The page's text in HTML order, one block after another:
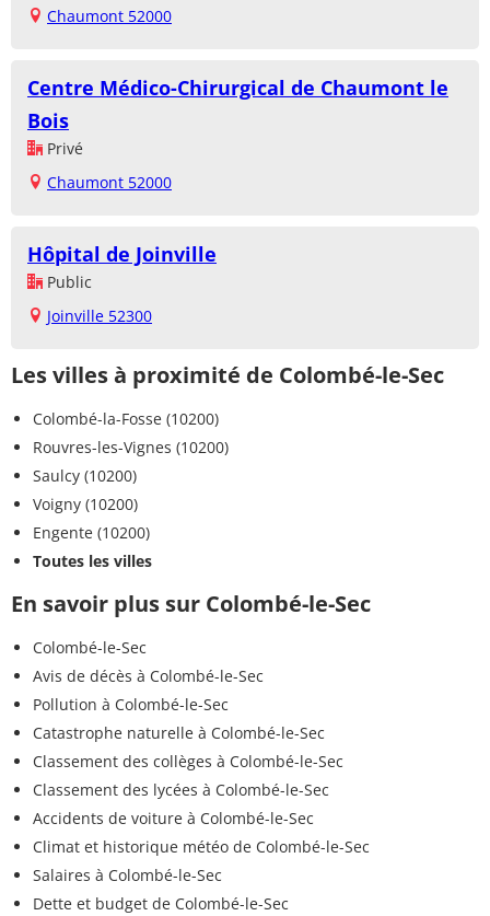
Chaumont 52000
Centre Médico-Chirurgical de Chaumont le
Bois
Privé
Chaumont 52000
Hôpital de Joinville
Public
Joinville 52300
Les villes à proximité de Colombé-le-Sec
Colombé-la-Fosse (10200)
Rouvres-les-Vignes (10200)
Saulcy (10200)
Voigny (10200)
Engente (10200)
Toutes les villes
En savoir plus sur Colombé-le-Sec
Colombé-le-Sec
Avis de décès à Colombé-le-Sec
Pollution à Colombé-le-Sec
Catastrophe naturelle à Colombé-le-Sec
Classement des collèges à Colombé-le-Sec
Classement des lycées à Colombé-le-Sec
Accidents de voiture à Colombé-le-Sec
Climat et historique météo de Colombé-le-Sec
Salaires à Colombé-le-Sec
Dette et budget de Colombé-le-Sec